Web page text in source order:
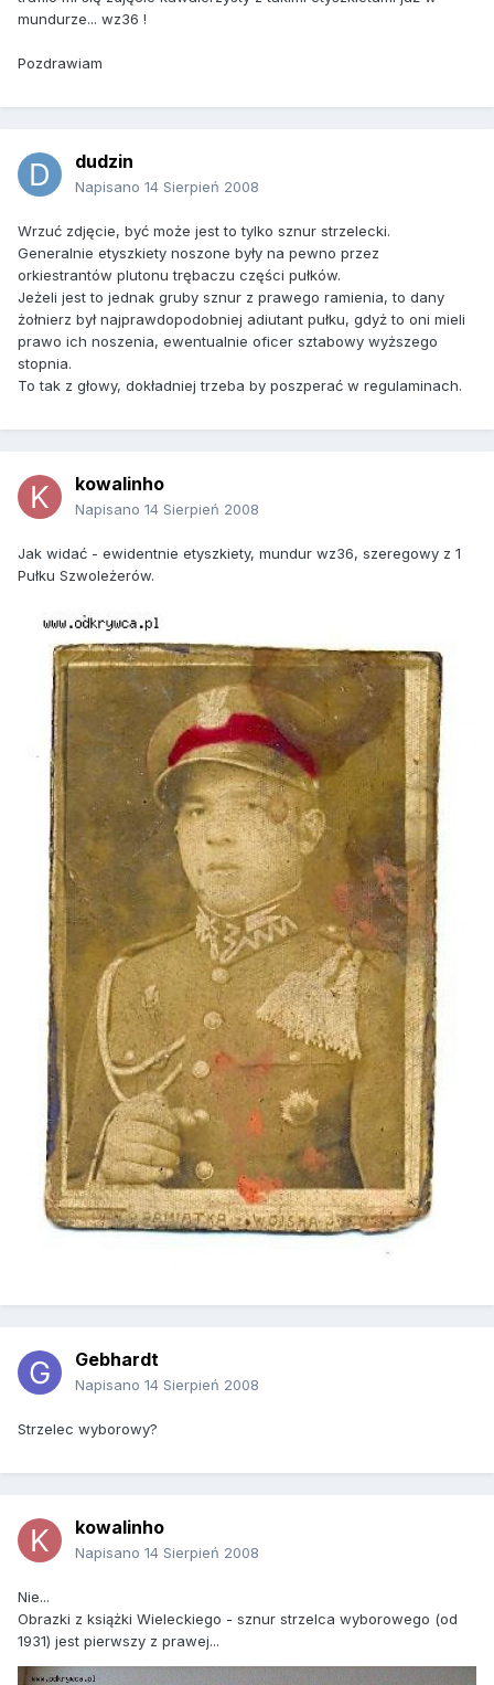
mundurze... wz36 !
Pozdrawiam
dudzin
Napisano 14 Sierpień 2008
Wrzuć zdjęcie, być może jest to tylko sznur strzelecki.
Generalnie etyszkiety noszone były na pewno przez
orkiestrantów plutonu trębaczu części pułków.
Jeżeli jest to jednak gruby sznur z prawego ramienia, to dany
żołnierz był najprawdopodobniej adiutant pułku, gdyż to oni mieli
prawo ich noszenia, ewentualnie oficer sztabowy wyższego
stopnia.
To tak z głowy, dokładniej trzeba by poszperać w regulaminach.
kowalinho
Napisano 14 Sierpień 2008
Jak widać - ewidentnie etyszkiety, mundur wz36, szeregowy z 1
Pułku Szwoleżerów.
Gebhardt
Napisano 14 Sierpień 2008
Strzelec wyborowy?
kowalinho
Napisano 14 Sierpień 2008
Nie...
Obrazki z książki Wieleckiego - sznur strzelca wyborowego (od
1931) jest pierwszy z prawej...